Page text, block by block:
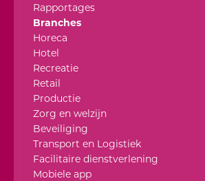
Rapportages
Branches
Horeca
Hotel
Recreatie
Retail
Productie
Zorg en welzijn
Beveiliging
Transport en Logistiek
Facilitaire dienstverlening
Mobiele app